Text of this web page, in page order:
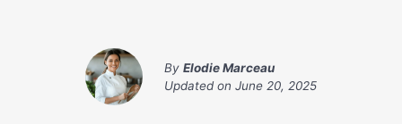
By Elodie Marceau
Updated on June 20, 2025